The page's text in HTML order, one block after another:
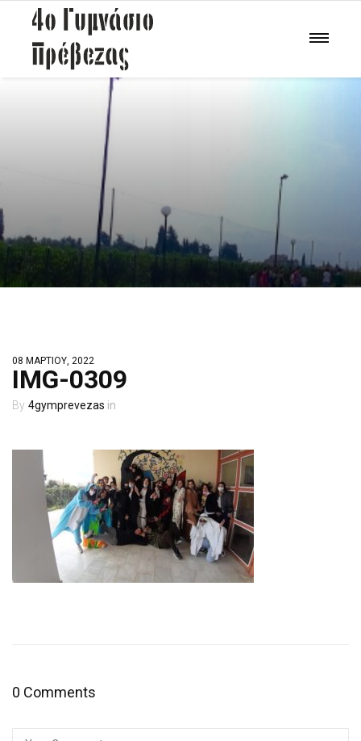
08 ΜΑΡΤΊΟΥ, 2022
IMG-0309
4gymprevezas
0 Comments